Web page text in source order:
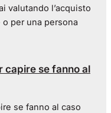
valutando l’acquisto
per una persona
capire se fanno al
se fanno al caso